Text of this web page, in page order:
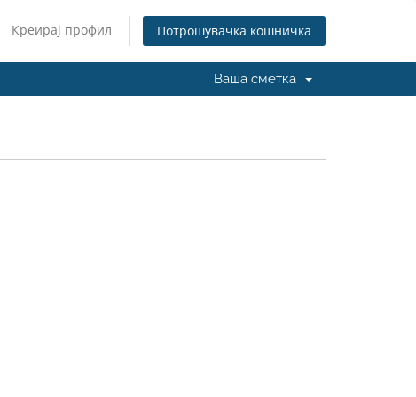
Креирај профил Потрошувачка кошничка
Ваша сметка